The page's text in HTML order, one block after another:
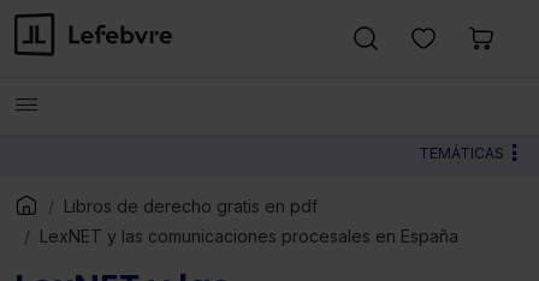
TEMÁTICAS
Libros de derecho gratis en pdf
LexNET y las comunicaciones procesales en España